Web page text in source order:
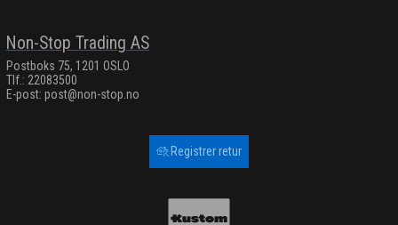
Non-Stop Trading AS
Postboks 75, 1201 OSLO
Tlf.: 22083500
E-post: post@non-stop.no
Registrer retur